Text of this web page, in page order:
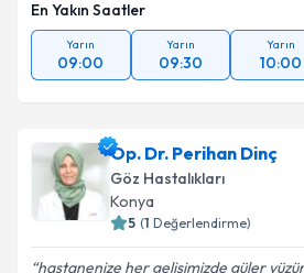
En Yakın Saatler
Yarın
09:00
Yarın
09:30
Yarın
10:00
Op. Dr. Perihan Dinç
Göz Hastalıkları
Konya
5 (1 Değerlendirme)
hastanenize her gelişimizde güler